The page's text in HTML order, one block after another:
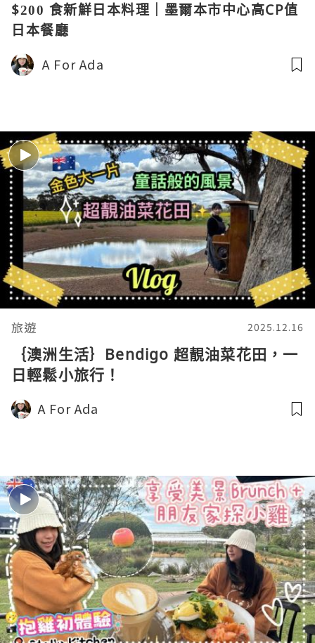
$200 食新鮮日本料理｜墨爾本市中心高CP值
日本餐廳
A For Ada
旅遊 2025.12.16
｛澳洲生活｝Bendigo 超靚油菜花田，一
日輕鬆小旅行！
A For Ada